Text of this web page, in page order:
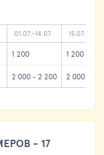
01.07.-14.07. 15.07.-
1 200 1 200
2 000 - 2 200 2 000 - 2
- 17